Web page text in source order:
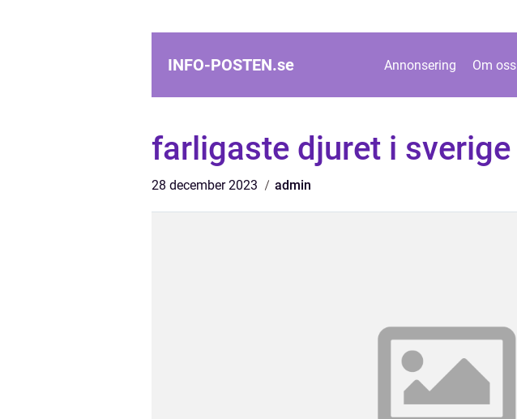
INFO-POSTEN.se Annonsering Om oss
farligaste djuret i sverige
28 december 2023 admin